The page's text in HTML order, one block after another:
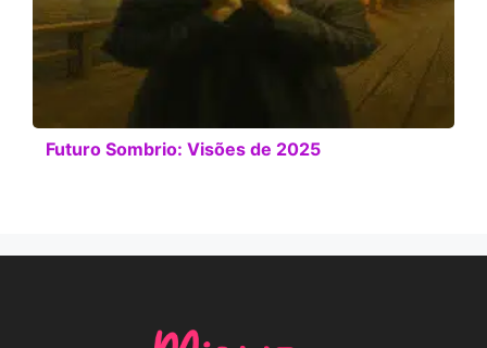
Futuro Sombrio: Visões de 2025